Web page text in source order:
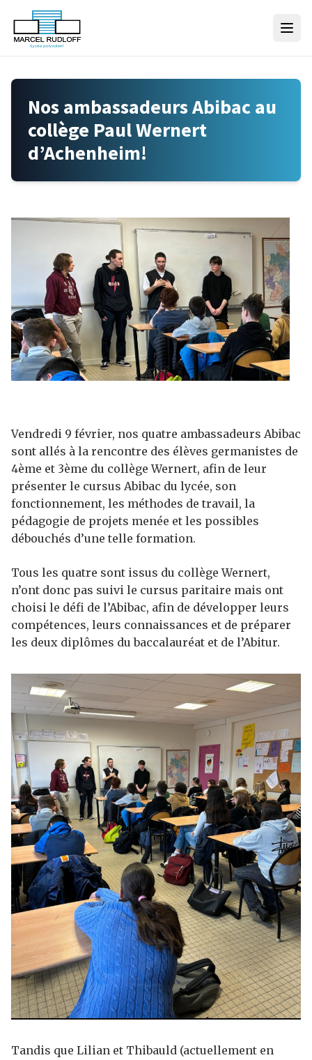
Skip to content
Nos ambassadeurs Abibac au
collège Paul Wernert
d’Achenheim!
Vendredi 9 février, nos quatre ambassadeurs Abibac
sont allés à la rencontre des élèves germanistes de
4ème et 3ème du collège Wernert, afin de leur
présenter le cursus Abibac du lycée, son
fonctionnement, les méthodes de travail, la
pédagogie de projets menée et les possibles
débouchés d’une telle formation.
Tous les quatre sont issus du collège Wernert,
n’ont donc pas suivi le cursus paritaire mais ont
choisi le défi de l’Abibac, afin de développer leurs
compétences, leurs connaissances et de préparer
les deux diplômes du baccalauréat et de l’Abitur.
Tandis que Lilian et Thibauld (actuellement en